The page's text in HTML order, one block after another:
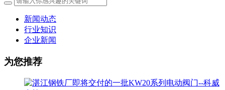
新闻动态
行业知识
企业新闻
为您推荐